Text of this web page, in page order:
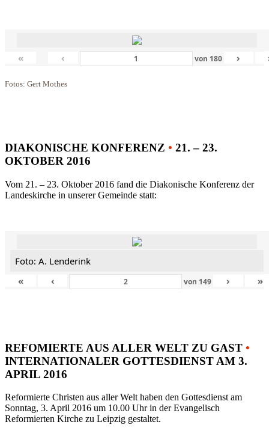
« ‹ von 180 ›
Fotos: Gert Mothes
DIAKONISCHE KONFERENZ • 21. – 23.
OKTOBER 2016
Vom 21. – 23. Oktober 2016 fand die Diakonische Konferenz der
Landeskirche in unserer Gemeinde statt:
Foto: A. Lenderink
«
‹ von 149 › »
REFOMIERTE AUS ALLER WELT ZU GAST •
INTERNATIONALER GOTTESDIENST AM 3.
APRIL 2016
Reformierte Christen aus aller Welt haben den Gottesdienst am
Sonntag, 3. April 2016 um 10.00 Uhr in der Evangelisch
Reformierten Kirche zu Leipzig gestaltet.